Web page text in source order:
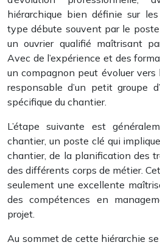
hiérarchique bien définie sur
type débute souvent par le
un ouvrier qualifié maîtrisant
Avec de l’expérience et des
un compagnon peut évoluer vers
responsable d’un petit groupe
spécifique du chantier.
L’étape suivante est
chantier, un poste clé qui
chantier, de la planification des
des différents corps de métier.
seulement une excellente
des compétences en
projet.
Au sommet de cette hiérarchie